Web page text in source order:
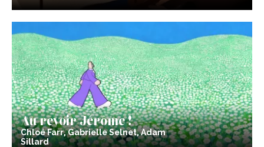
Au revoir Jérôme !
Chloé Farr, Gabrielle Selnet, Adam
Sillard